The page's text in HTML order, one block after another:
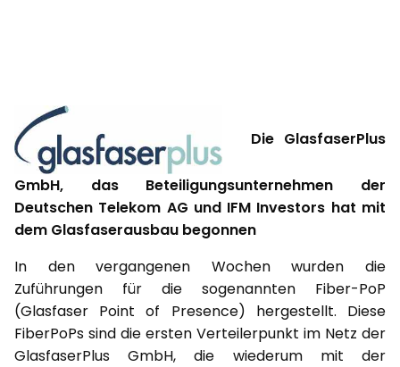
Die GlasfaserPlus
GmbH, das Beteiligungsunternehmen der
Deutschen Telekom AG und IFM Investors hat mit
dem Glasfaserausbau begonnen
In den vergangenen Wochen wurden die
Zuführungen für die sogenannten Fiber-PoP
(Glasfaser Point of Presence) hergestellt. Diese
FiberPoPs sind die ersten Verteilerpunkt im Netz der
GlasfaserPlus GmbH, die wiederum mit der